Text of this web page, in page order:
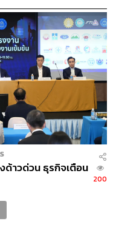
ยบัตรประกันสุขภาพ
เกณฑ์เงื่อนไขมักจะถูก
ประเด็นของบัตร
น นอกจากค่าใช้จ่ายที่
ระบบประกันสุขภาพ
ะกันและรัฐ ส่วน
นสังคมบังคับ ตรงนี้ชี้ให้
งานต่างด้าวให้เข้าสู่
ในประกันสังคม
เกิดขึ้นในกรณีนี้คือ ยัง
ละซื้อบัตรประกัน
ยบัตร เพราะกลัว
สูง หรืออาจขายแบบมี
ด้าวด่วน ธุรกิจเตือน
200